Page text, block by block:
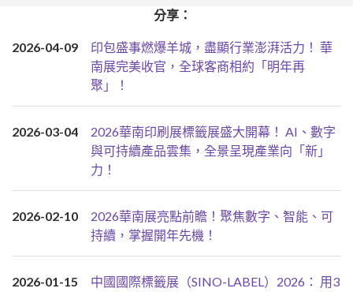
分享：
2026-04-09
印包盛事燃爆羊城，盡顯行業澎湃活力！ 華
南展完美收官，全球客商相約「明年再
聚」！
2026-03-04
2026華南印刷展標籤展盛大開幕！ AI、數字
與可持續產品雲集，全景呈現產業向「新」
力！
2026-02-10
2026華南展亮點前瞻！聚焦數字、智能、可
持續，掌握開年先機！
2026-01-15
中國國際標籤展（SINO-LABEL）2026： 用3